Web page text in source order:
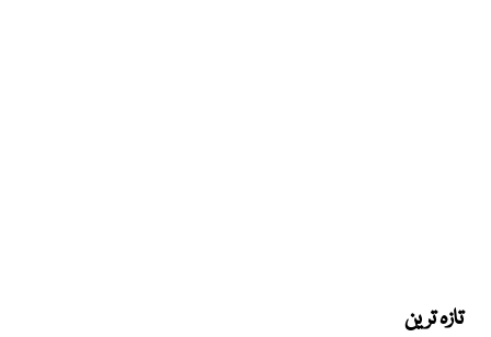
تازہ ترین